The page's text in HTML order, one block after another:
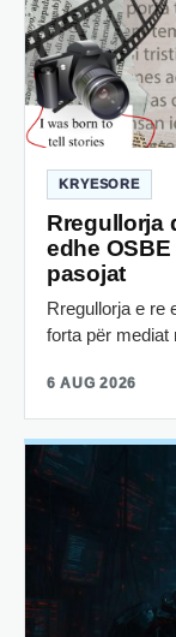
KRYESORE
Rregullorja
edhe
pasojat
Rregullorja e re
forta për
6 AUG 2026